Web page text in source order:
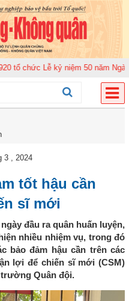
chức Lễ kỷ niệm 50 năm Ngày
3 , 2024
tốt hậu cần
sĩ mới
đầu ra quân huấn luyện,
nhiều nhiệm vụ, trong đó
bảo đảm hậu cần trên các
lợi để chiến sĩ mới (CSM)
Quân đội.